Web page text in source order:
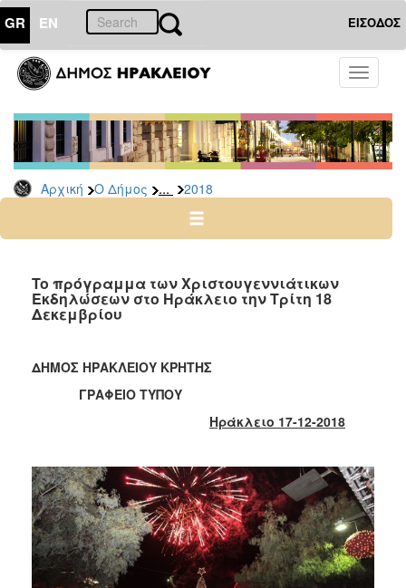
GR EN ΕΙΣΟΔΟΣ
Toggle
Αρχική Ο Δήμος ... 2018
ΔΗΜΟΣ
Δελτία
Τύπου
Αρχείο
2026
2024
2022
2021
2016
2015
2013
2012
2011
To πρόγραμμα των Χριστουγεννιάτικων
Εκδηλώσεων στο Ηράκλειο την Τρίτη 18
Δεκεμβρίου
ΔΗΜΟΣ ΗΡΑΚΛΕΙΟΥ ΚΡΗΤΗΣ
ΓΡΑΦΕΙΟ ΤΥΠΟΥ
Ηράκλειο 17-12-2018